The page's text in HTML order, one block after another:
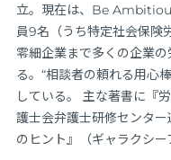
立。現在は、Be
員9名（うち特定社会保険
零細企業まで多くの企業
る。“相談者の頼れる用心
している。 主な著書に『
護士会弁護士研修センタ
のヒント』（ギャラクシー